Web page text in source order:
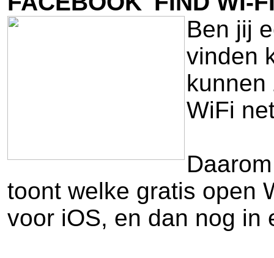
Ben jij
vinden
kunnen
WiFi
toont welke gratis open
voor iOS, en dan nog in